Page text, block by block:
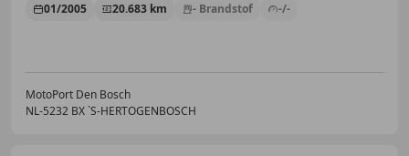
01/2005 20.683 km - Brandstof -/-
MotoPort Den Bosch
NL-5232 BX `S-HERTOGENBOSCH